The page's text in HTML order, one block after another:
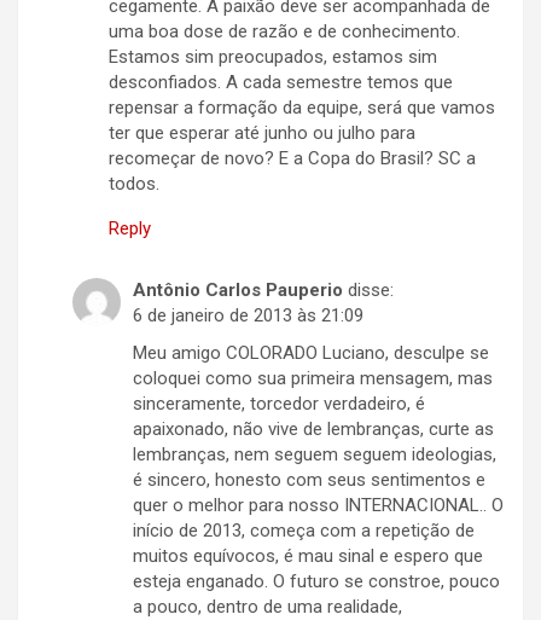
cegamente. A paixão deve ser acompanhada de
uma boa dose de razão e de conhecimento.
Estamos sim preocupados, estamos sim
desconfiados. A cada semestre temos que
repensar a formação da equipe, será que vamos
ter que esperar até junho ou julho para
recomeçar de novo? E a Copa do Brasil? SC a
todos.
Reply
Antônio Carlos Pauperio disse:
6 de janeiro de 2013 às 21:09
Meu amigo COLORADO Luciano, desculpe se
coloquei como sua primeira mensagem, mas
sinceramente, torcedor verdadeiro, é
apaixonado, não vive de lembranças, curte as
lembranças, nem seguem seguem ideologias,
é sincero, honesto com seus sentimentos e
quer o melhor para nosso INTERNACIONAL.. O
início de 2013, começa com a repetição de
muitos equívocos, é mau sinal e espero que
esteja enganado. O futuro se constroe, pouco
a pouco, dentro de uma realidade,